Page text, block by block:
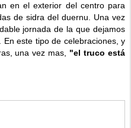
en el exterior del centro para
de sidra del duernu. Una vez
jornada de la que dejamos
este tipo de celebraciones, y
una vez mas, "el truco está